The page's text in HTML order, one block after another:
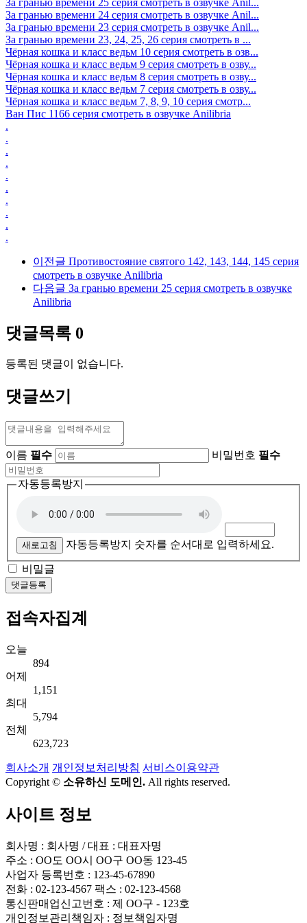
За гранью времени 24 серия смотреть в озвучке Anil...
За гранью времени 23 серия смотреть в озвучке Anil...
За гранью времени 23, 24, 25, 26 серия смотреть в ...
Чёрная кошка и класс ведьм 10 серия смотреть в озв...
Чёрная кошка и класс ведьм 9 серия смотреть в озву...
Чёрная кошка и класс ведьм 8 серия смотреть в озву...
Чёрная кошка и класс ведьм 7 серия смотреть в озву...
Чёрная кошка и класс ведьм 7, 8, 9, 10 серия смотр...
Ван Пис 1166 серия смотреть в озвучке Anilibria
.
.
.
.
.
.
.
.
.
.
이전글 Противостояние святого 142, 143, 144, 145 серия
смотреть в озвучке Anilibria
다음글 За гранью времени 25 серия смотреть в озвучке
Anilibria
댓글목록 0
등록된 댓글이 없습니다.
댓글쓰기
이름 필수 비밀번호 필수
자동등록방지
새로고침 자동등록방지 숫자를 순서대로 입력하세요.
비밀글
댓글등록
접속자집계
오늘
894
어제
1,151
최대
5,794
전체
623,723
회사소개 개인정보처리방침 서비스이용약관
Copyright © 소유하신 도메인. All rights reserved.
사이트 정보
회사명 : 회사명 / 대표 : 대표자명
주소 : OO도 OO시 OO구 OO동 123-45
사업자 등록번호 : 123-45-67890
전화 : 02-123-4567 팩스 : 02-123-4568
통신판매업신고번호 : 제 OO구 - 123호
개인정보관리책임자 : 정보책임자명